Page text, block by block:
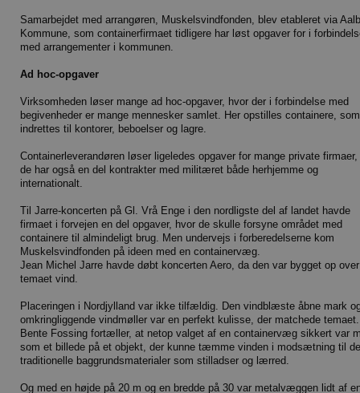
Samarbejdet med arrangøren, Muskelsvindfonden, blev etableret via
Kommune, som containerfirmaet tidligere har løst opgaver for i
med arrangementer i kommunen.
Ad hoc-opgaver
Virksomheden løser mange ad hoc-opgaver, hvor der i forbindelse med
begivenheder er mange mennesker samlet. Her opstilles containere, som
indrettes til kontorer, beboelser og lagre.
Containerleverandøren løser ligeledes opgaver for mange private firmaer,
de har også en del kontrakter med militæret både herhjemme og
internationalt.
Til Jarre-koncerten på Gl. Vrå Enge i den nordligste del af landet havde
firmaet i forvejen en del opgaver, hvor de skulle forsyne området med
containere til almindeligt brug. Men undervejs i forberedelserne kom
Muskelsvindfonden på ideen med en containervæg.
Jean Michel Jarre havde døbt koncerten Aero, da den var bygget op over
temaet vind.
Placeringen i Nordjylland var ikke tilfældig. Den vindblæste åbne mark
omkringliggende vindmøller var en perfekt kulisse, der matchede temaet.
Bente Fossing fortæller, at netop valget af en containervæg sikkert var
som et billede på et objekt, der kunne tæmme vinden i modsætning til de
traditionelle baggrundsmaterialer som stilladser og lærred.
Og med en højde på 20 m og en bredde på 30 var metalvæggen lidt af